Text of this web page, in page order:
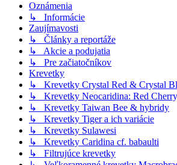
Oznámenia
↳ Informácie
Zaujímavosti
↳ Články a reportáže
↳ Akcie a podujatia
↳ Pre začiatočníkov
Krevetky
↳ Krevetky Crystal Red & Crystal
↳ Krevetky Neocaridina: Red
↳ Krevetky Taiwan Bee & hybridy
↳ Krevetky Tiger a ich variácie
↳ Krevetky Sulawesi
↳ Krevetky Caridina cf. babaulti
↳ Filtrujúce krevetky